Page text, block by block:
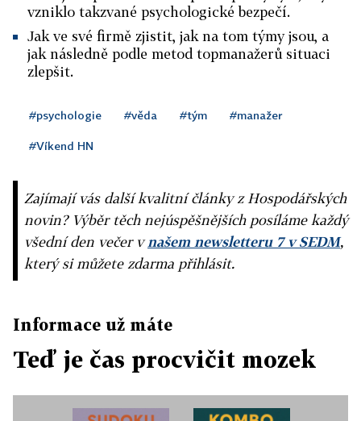
vzniklo takzvané psychologické bezpečí.
Jak ve své firmě zjistit, jak na tom týmy jsou, a
jak následně podle metod topmanažerů situaci
zlepšit.
#psychologie #věda #tým #manažer
#Víkend HN
Zajímají vás další kvalitní články z Hospodářských
novin? Výběr těch nejúspěšnějších posíláme každý
všední den večer vnašem newsletteru 7 v SEDM,
který si můžete zdarma přihlásit.
Informace už máte
Teď je čas procvičit mozek